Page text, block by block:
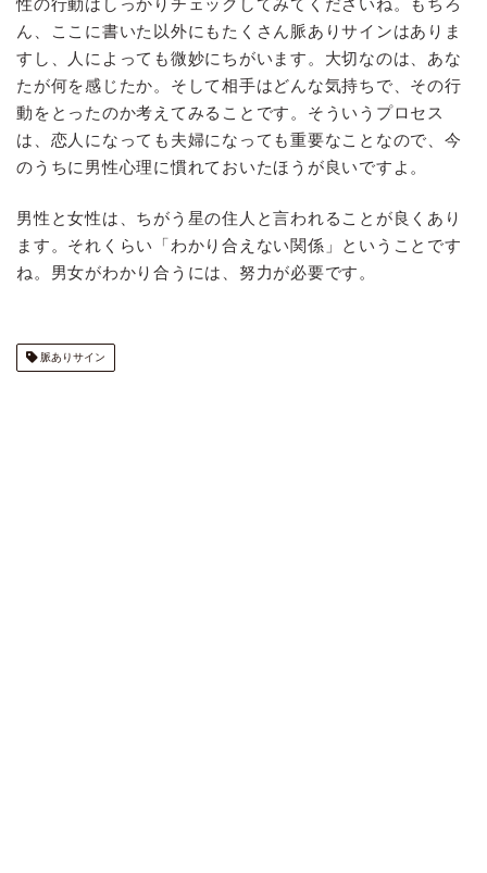
ん、ここに書いた以外にもたくさん脈ありサインはありま
すし、人によっても微妙にちがいます。大切なのは、あな
たが何を感じたか。そして相手はどんな気持ちで、その行
動をとったのか考えてみることです。そういうプロセス
は、恋人になっても夫婦になっても重要なことなので、今
のうちに男性心理に慣れておいたほうが良いですよ。
男性と女性は、ちがう星の住人と言われることが良くあり
ます。それくらい「わかり合えない関係」ということです
ね。男女がわかり合うには、努力が必要です。
脈ありサイン